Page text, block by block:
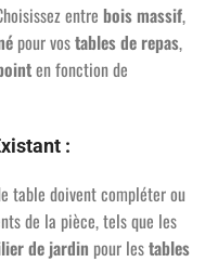
entre bois massif,
pour vostables de repas,
en fonction de
:
table doivent compléter ou
de la pièce, tels que les
de jardin pour lestables